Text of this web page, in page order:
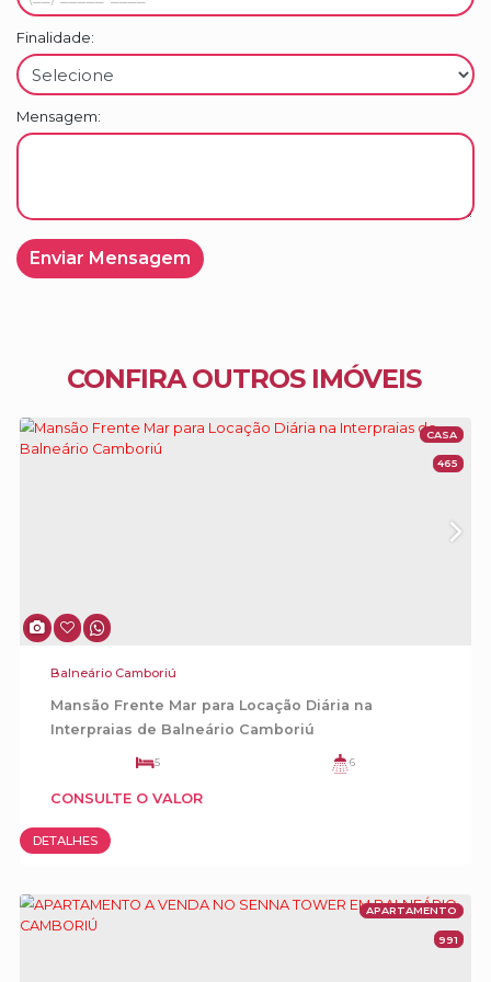
Acompanhe e siga nossas redes sociais:
www.instagram.com/reggioriecoutoimoveis/
Finalidade:
Mensagem:
CONFIRA OUTROS IMÓVEIS